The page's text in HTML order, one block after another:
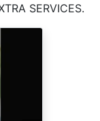
SERVICES.